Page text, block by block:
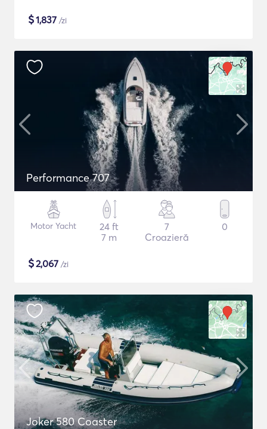
$1,837 /zi
Performance 707
Motor Yacht
24 ft
7 m
7
Croazieră
0
$2,067 /zi
Joker 580 Coaster